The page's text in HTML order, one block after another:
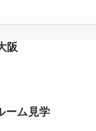
阪
ーム見学